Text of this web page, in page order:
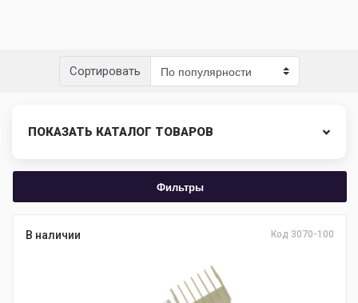
Сортировать
ПОКАЗАТЬ КАТАЛОГ ТОВАРОВ
В наличии Код 3070-100
Фильтры